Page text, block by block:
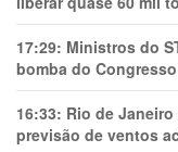
17:29: Ministros do
bomba do
16:33: Rio de Janeiro
previsão de ventos